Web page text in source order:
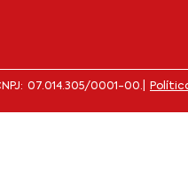
07.014.305/0001-00.